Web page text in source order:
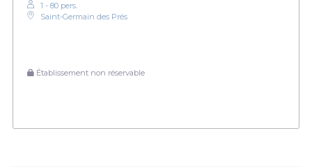
1 - 80 pers.
Saint-Germain des Prés
Établissement non réservable